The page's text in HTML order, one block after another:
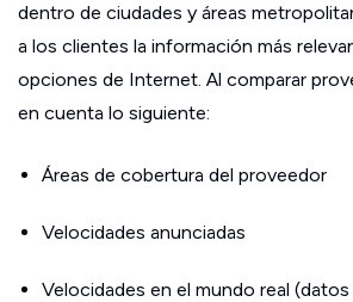
dentro de ciudades y áreas
a los clientes la información más
opciones de Internet. Al comparar
en cuenta lo siguiente:
Áreas de cobertura del proveedor
Velocidades anunciadas
Velocidades en el mundo real